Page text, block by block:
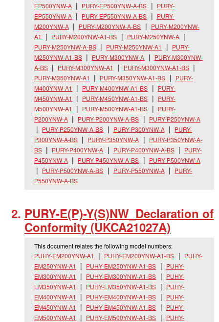
EP500YNW-A
PURY-EP500YNW-A-BS
PURY-
EP550YNW-A
PURY-EP550YNW-A-BS
PURY-
M200YNW-A
PURY-M200YNW-A-BS
PURY-M200YNW-
A1
PURY-M200YNW-A1-BS
PURY-M250YNW-A
PURY-M250YNW-A-BS
PURY-M250YNW-A1
PURY-
M250YNW-A1-BS
PURY-M300YNW-A
PURY-M300YNW-
A-BS
PURY-M300YNW-A1
PURY-M300YNW-A1-BS
PURY-M350YNW-A1
PURY-M350YNW-A1-BS
PURY-
M400YNW-A1
PURY-M400YNW-A1-BS
PURY-
M450YNW-A1
PURY-M450YNW-A1-BS
PURY-
M500YNW-A1
PURY-M500YNW-A1-BS
PURY-
P200YNW-A
PURY-P200YNW-A-BS
PURY-P250YNW-A
PURY-P250YNW-A-BS
PURY-P300YNW-A
PURY-
P300YNW-A-BS
PURY-P350YNW-A
PURY-P350YNW-A-
BS
PURY-P400YNW-A PURY-P400YNW-A-BS
PURY-
P450YNW-A
PURY-P450YNW-A-BS
PURY-P500YNW-A
PURY-P500YNW-A-BS
PURY-P550YNW-A
PURY-
P550YNW-A-BS
PURY-E(P)-Y(S)NW_ Declaration of
Conformity (UKCA21027A)
This document relates the following model numbers:
PUHY-EM200YNW-A1
PUHY-EM200YNW-A1-BS
PUHY-
EM250YNW-A1
PUHY-EM250YNW-A1-BS
PUHY-
EM300YNW-A1
PUHY-EM300YNW-A1-BS
PUHY-
EM350YNW-A1
PUHY-EM350YNW-A1-BS
PUHY-
EM400YNW-A1
PUHY-EM400YNW-A1-BS
PUHY-
EM450YNW-A1
PUHY-EM450YNW-A1-BS
PUHY-
EM500YNW-A1
PUHY-EM500YNW-A1-BS
PUHY-